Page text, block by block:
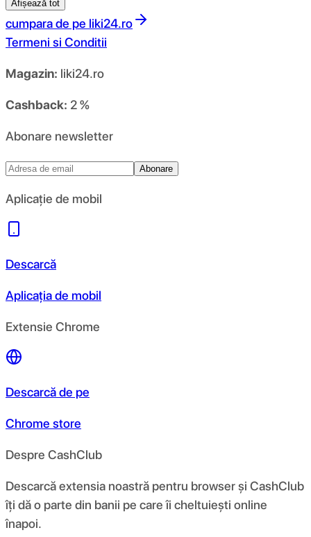
Afișează tot
cumpara de pe liki24.ro
Termeni si Conditii
Magazin: liki24.ro
Cashback: 2 %
Abonare newsletter
Abonare
Aplicație de mobil
Descarcă
Aplicația de mobil
Extensie Chrome
Descarcă de pe
Chrome store
Despre CashClub
Descarcă extensia noastră pentru browser și CashClub
îți dă o parte din banii pe care îi cheltuiești online
înapoi.